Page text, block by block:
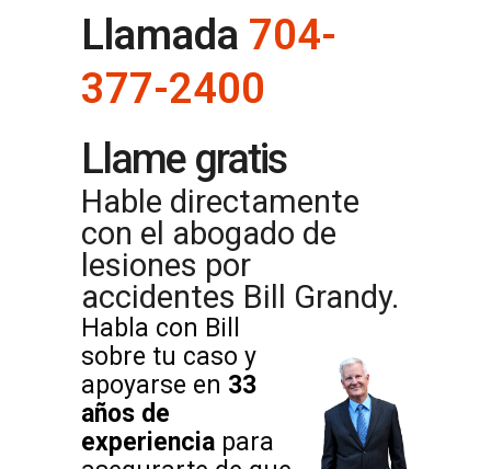
Llamada 704-
377-2400
Llame gratis
Hable directamente
con el abogado de
lesiones por
accidentes Bill Grandy.
Habla con Bill
sobre tu caso y
apoyarse en 33
años de
experiencia para